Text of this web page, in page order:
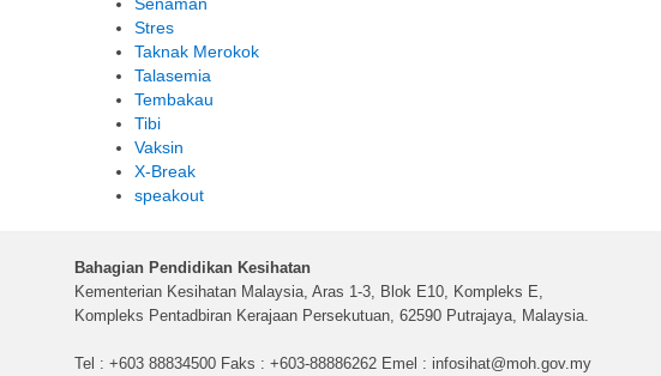
Stres
Taknak Merokok
Talasemia
Tembakau
Tibi
Vaksin
X-Break
speakout
Bahagian Pendidikan Kesihatan
Kementerian Kesihatan Malaysia, Aras 1-3, Blok E10, Kompleks E,
Kompleks Pentadbiran Kerajaan Persekutuan, 62590 Putrajaya, Malaysia.
Tel : +603 88834500 Faks : +603-88886262 Emel : infosihat@moh.gov.my